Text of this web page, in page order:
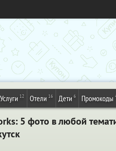
Услуги 12 Отели 16 Дети 6 Промокоды
5 фото в любой